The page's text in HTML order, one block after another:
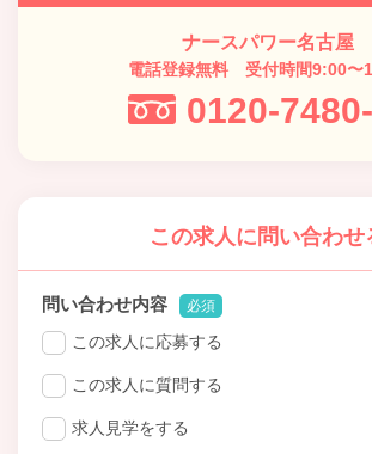
ナースパワー名古屋
電話登録無料 受付時間9:00〜
0120-
この求人に問い合わせ
問い合わせ内容 必須
この求人に応募する
この求人に質問する
求人見学をする